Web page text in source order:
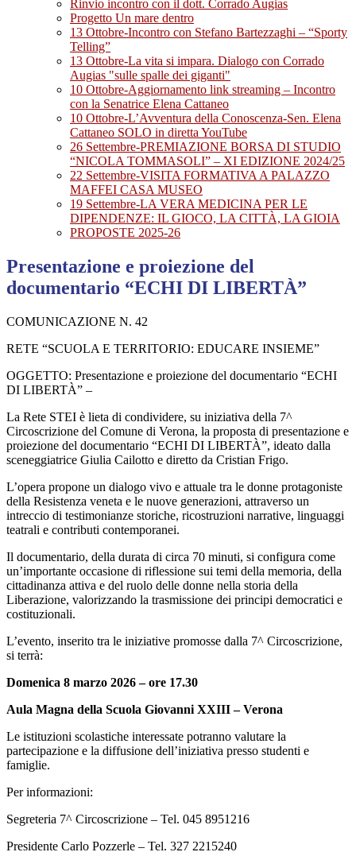
Rinvio incontro con il dott. Corrado Augias
Progetto Un mare dentro
13 Ottobre-Incontro con Stefano Bartezzaghi – “Sporty
Telling”
13 Ottobre-La vita si impara. Dialogo con Corrado
Augias "sulle spalle dei giganti"
10 Ottobre-Aggiornamento link streaming – Incontro
con la Senatrice Elena Cattaneo
10 Ottobre-L’Avventura della Conoscenza-Sen. Elena
Cattaneo SOLO in diretta YouTube
26 Settembre-PREMIAZIONE BORSA DI STUDIO
“NICOLA TOMMASOLI” – XI EDIZIONE 2024/25
22 Settembre-VISITA FORMATIVA A PALAZZO
MAFFEI CASA MUSEO
19 Settembre-LA VERA MEDICINA PER LE
DIPENDENZE: IL GIOCO, LA CITTÀ, LA GIOIA
PROPOSTE 2025-26
Presentazione e proiezione del
documentario “ECHI DI LIBERTÀ”
COMUNICAZIONE N. 42
RETE “SCUOLA E TERRITORIO: EDUCARE INSIEME”
OGGETTO: Presentazione e proiezione del documentario “ECHI
DI LIBERTÀ” –
La Rete STEI è lieta di condividere, su iniziativa della 7^
Circoscrizione del Comune di Verona, la proposta di presentazione e
proiezione del documentario “ECHI DI LIBERTÀ”, ideato dalla
sceneggiatrice Giulia Cailotto e diretto da Cristian Frigo.
L’opera propone un dialogo vivo e attuale tra le donne protagoniste
della Resistenza veneta e le nuove generazioni, attraverso un
intreccio di testimonianze storiche, ricostruzioni narrative, linguaggi
teatrali e contributi contemporanei.
Il documentario, della durata di circa 70 minuti, si configura come
un’importante occasione di riflessione sui temi della memoria, della
cittadinanza attiva e del ruolo delle donne nella storia della
Liberazione, valorizzando la trasmissione dei principi democratici e
costituzionali.
L’evento, inserito tra le iniziative promosse dalla 7^ Circoscrizione,
si terrà:
Domenica 8 marzo 2026 – ore 17.30
Aula Magna della Scuola Giovanni XXIII – Verona
Le istituzioni scolastiche interessate potranno valutare la
partecipazione e la diffusione dell’iniziativa presso studenti e
famiglie.
Per informazioni:
Segreteria 7^ Circoscrizione – Tel. 045 8951216
Presidente Carlo Pozzerle – Tel. 327 2215240